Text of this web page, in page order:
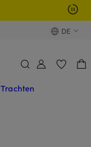
DE
Trachten